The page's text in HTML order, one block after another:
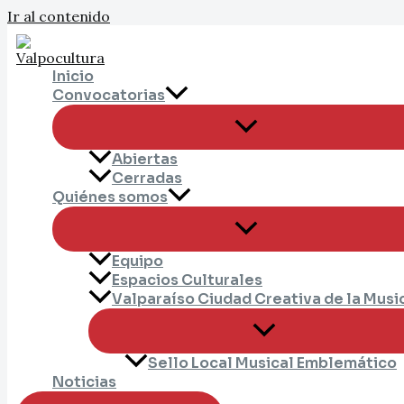
Ir al contenido
Inicio
Convocatorias
Abiertas
Cerradas
Quiénes somos
Equipo
Espacios Culturales
Valparaíso Ciudad Creativa de la
Sello Local Musical Emblemático
Noticias